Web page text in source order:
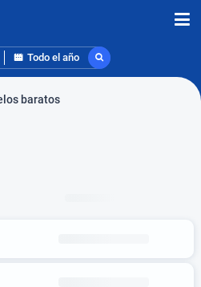
Todo el año
baratos